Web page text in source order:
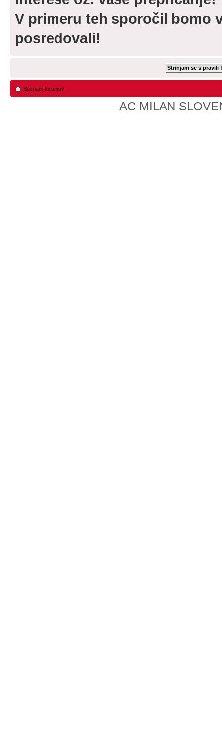
V primeru teh sporočil bomo
posredovali!
Seznam forumov
AC MILAN